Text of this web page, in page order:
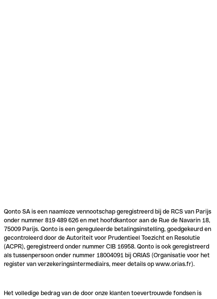
Qonto SA is een naamloze vennootschap geregistreerd bij de RCS van Parijs
onder nummer 819 489 626 en met hoofdkantoor aan de Rue de Navarin 18,
75009 Parijs. Qonto is een gereguleerde betalingsinstelling, goedgekeurd en
gecontroleerd door de Autoriteit voor Prudentieel Toezicht en Resolutie
(ACPR), geregistreerd onder nummer CIB 16958. Qonto is ook geregistreerd
als tussenpersoon onder nummer 18004091 bij ORIAS (Organisatie voor het
register van verzekeringsintermediairs, meer details op www.orias.fr).
Het volledige bedrag van de door onze klanten toevertrouwde fondsen is